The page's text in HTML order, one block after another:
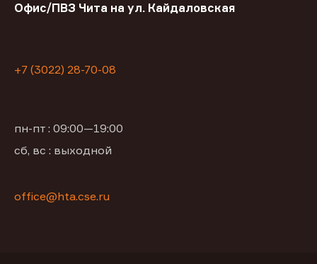
Офис/ПВЗ Чита на ул. Кайдаловская
+7 (3022) 28-70-08
пн-пт : 09:00—19:00
сб, вс : выходной
office@hta.cse.ru